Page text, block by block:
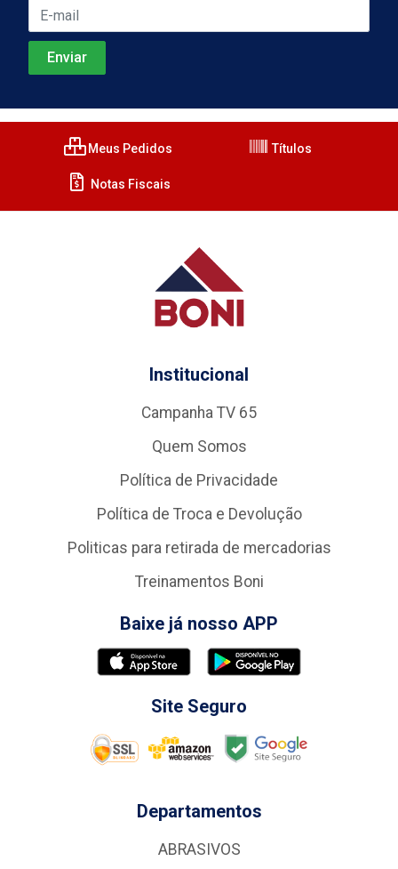
Meus Pedidos Títulos
Notas Fiscais
Institucional
Campanha TV 65
Quem Somos
Política de Privacidade
Política de Troca e Devolução
Politicas para retirada de mercadorias
Treinamentos Boni
Baixe já nosso APP
Site Seguro
Departamentos
ABRASIVOS